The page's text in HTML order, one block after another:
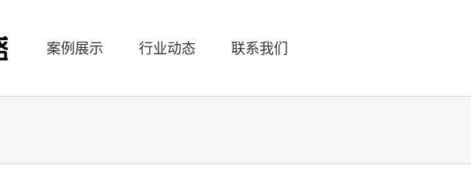
案例展示 行业动态 联系我们